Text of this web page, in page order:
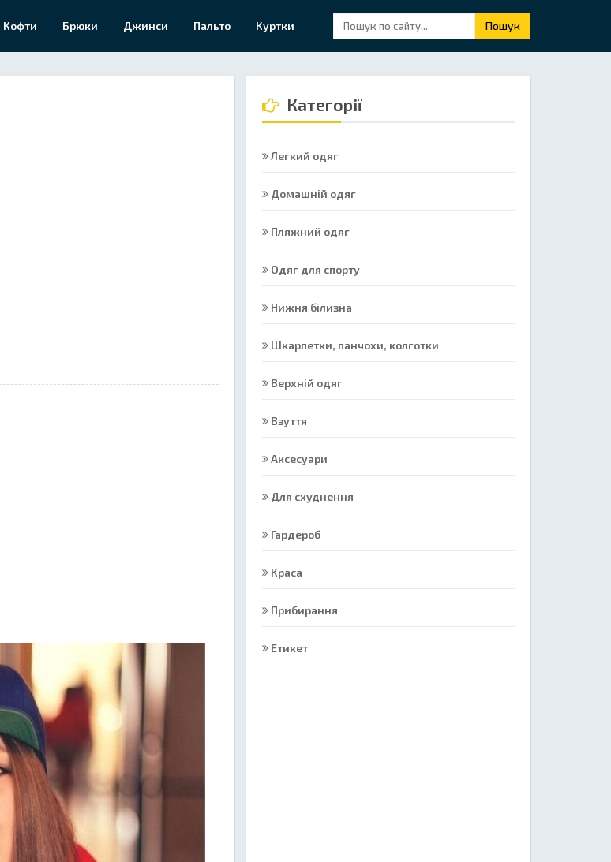
Кофти Брюки Джинси Пальто Куртки Пошук
Категорії
Легкий одяг
Домашній одяг
Пляжний одяг
Одяг для спорту
Нижня білизна
Шкарпетки, панчохи, колготки
Верхній одяг
Взуття
Аксесуари
Для схуднення
Гардероб
Краса
Прибирання
Етикет